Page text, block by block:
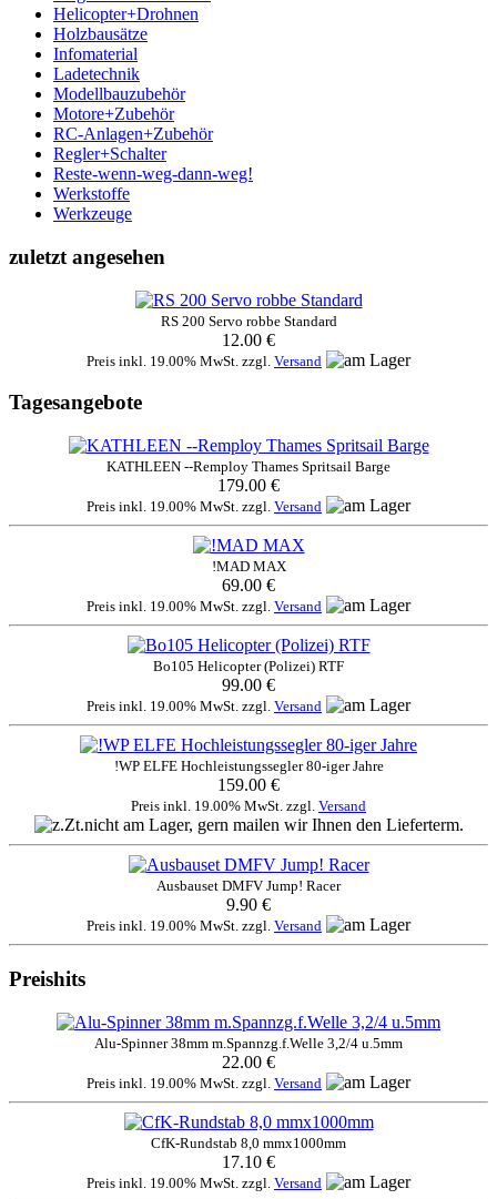
Helicopter+Drohnen
Holzbausätze
Infomaterial
Ladetechnik
Modellbauzubehör
Motore+Zubehör
RC-Anlagen+Zubehör
Regler+Schalter
Reste-wenn-weg-dann-weg!
Werkstoffe
Werkzeuge
zuletzt angesehen
RS 200 Servo robbe Standard
12.00 €
Preis inkl. 19.00% MwSt. zzgl. Versand
Tagesangebote
KATHLEEN --Remploy Thames Spritsail Barge
179.00 €
Preis inkl. 19.00% MwSt. zzgl. Versand
!MAD MAX
69.00 €
Preis inkl. 19.00% MwSt. zzgl. Versand
Bo105 Helicopter (Polizei) RTF
99.00 €
Preis inkl. 19.00% MwSt. zzgl. Versand
!WP ELFE Hochleistungssegler 80-iger Jahre
159.00 €
Preis inkl. 19.00% MwSt. zzgl. Versand
Ausbauset DMFV Jump! Racer
9.90 €
Preis inkl. 19.00% MwSt. zzgl. Versand
Preishits
Alu-Spinner 38mm m.Spannzg.f.Welle 3,2/4 u.5mm
22.00 €
Preis inkl. 19.00% MwSt. zzgl. Versand
CfK-Rundstab 8,0 mmx1000mm
17.10 €
Preis inkl. 19.00% MwSt. zzgl. Versand